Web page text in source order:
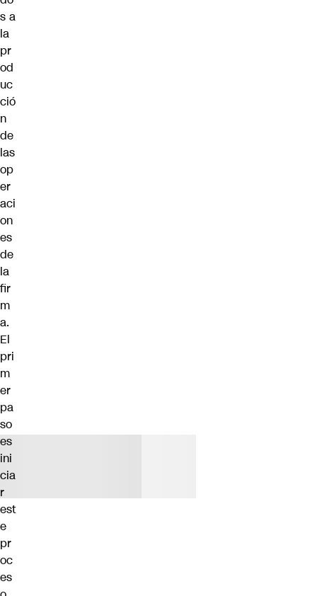
s a
la
pr
od
uc
ció
n
de
las
op
er
aci
on
es
de
la
fir
m
a.
El
pri
m
er
pa
so
es
ini
cia
r
est
e
pr
oc
es